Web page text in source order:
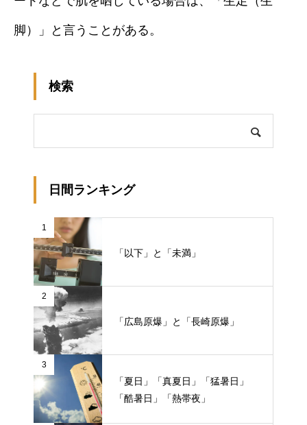
脚）」と言うことがある。
検索
日間ランキング
1
「以下」と「未満」
2
「広島原爆」と「長崎原爆」
3
「夏日」「真夏日」「猛暑日」
「酷暑日」「熱帯夜」